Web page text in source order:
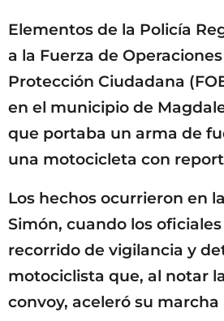
o
g
Elementos de la Policía
a la Fuerza de
Protección Ciudadana
en el municipio de
que portaba un arma de
una motocicleta con
Los hechos ocurrieron en
Simón, cuando los
recorrido de vigilancia y
motociclista que, al notar
convoy, aceleró su